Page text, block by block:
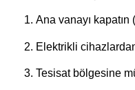
Ana vanayı kapatın
Elektrikli
Tesisat bölgesine